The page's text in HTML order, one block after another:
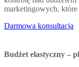
marketingowych, które
Darmowa konsultacja
Budżet elastyczny –